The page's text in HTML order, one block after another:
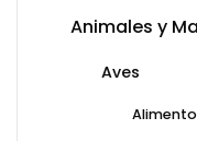
Animales y
Aves
Alimento